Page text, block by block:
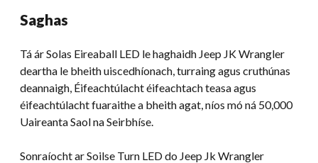
Jk
cainníocht
Saghas
Tá ár Solas Eireaball LED le haghaidh Jeep JK Wrangler
deartha le bheith uiscedhíonach, turraing agus cruthúnas
deannaigh, Éifeachtúlacht éifeachtach teasa agus
éifeachtúlacht fuaraithe a bheith agat, níos mó ná 50,000
Uaireanta Saol na Seirbhíse.
Sonraíocht ar Soilse Turn LED do Jeep Jk Wrangler